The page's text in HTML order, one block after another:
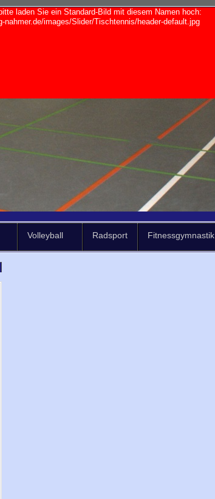
laden Sie ein Standard-Bild mit diesem Namen hoch:
nahmer.de/images/Slider/Tischtennis/header-default.jpg
Volleyball Radsport Fitnessgymnastik